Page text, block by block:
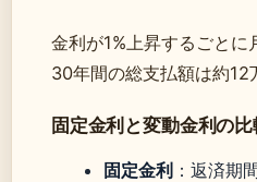
金利が1%上昇するごとに
30年間の総支払額は約12
固定金利と変動金利の
固定金利 ：返済期